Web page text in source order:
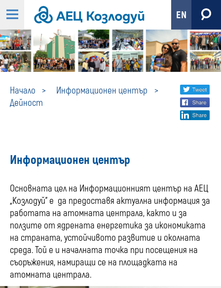
EN
Начало
Информационен център
Дейност
Дейност
Share
social
Информационен център
Основната цел на Информационният център на АЕЦ
„Козлодуй” е да предоставя актуална информация за
работата на атомната централа, както и за
ползите от ядрената енергетика за икономиката
на страната, устойчивото развитие и околната
среда. Той е и началната точка при посещения на
съоръжения, намиращи се на площадката на
атомната централа.